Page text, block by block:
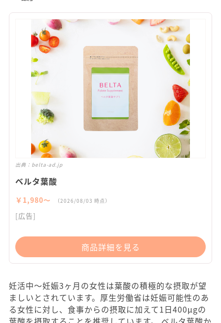
出典： belta-ad.jp
ベルタ葉酸
￥1,980〜 （2026/08/03 時点）
[広告]
商品詳細を見る
妊活中～妊娠3ヶ月の女性は葉酸の積極的な摂取が望
ましいとされています。厚生労働省は妊娠可能性のあ
る女性に対し、食事からの摂取に加えて1日400μgの